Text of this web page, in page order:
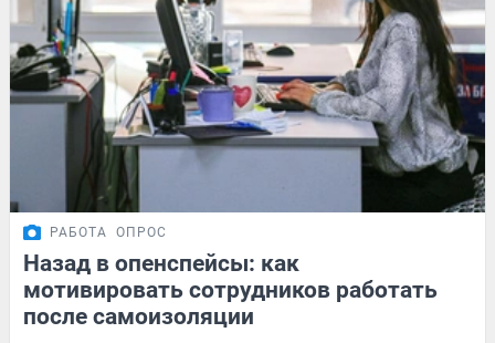
РАБОТА ОПРОС
Назад в опенспейсы: как
мотивировать сотрудников работать
после самоизоляции